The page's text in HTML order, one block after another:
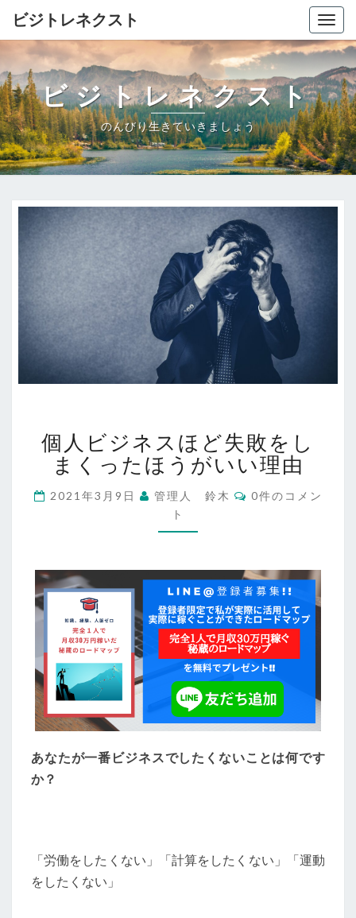
ビジトレネクスト
ビジトレネクスト
のんびり生きていきましょう
人
ビ
ジ
ネ
ス
ほ
敗
を
し
ま
く
っ
た
ほ
う
い
個人ビジネスほど失敗をし
まくったほうがいい理由
2021年3月9日 管理人 鈴木
コ
メ
0件のコメン
ト
あなたが一番ビジネスでしたくないことは何です
か？
「労働をしたくない」「計算をしたくない」「運動
をしたくない」